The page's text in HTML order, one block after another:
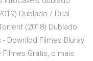
Dublado / Dual
(2018) Dublado
- Downlod Filmes Bluray
Grátis, o mais